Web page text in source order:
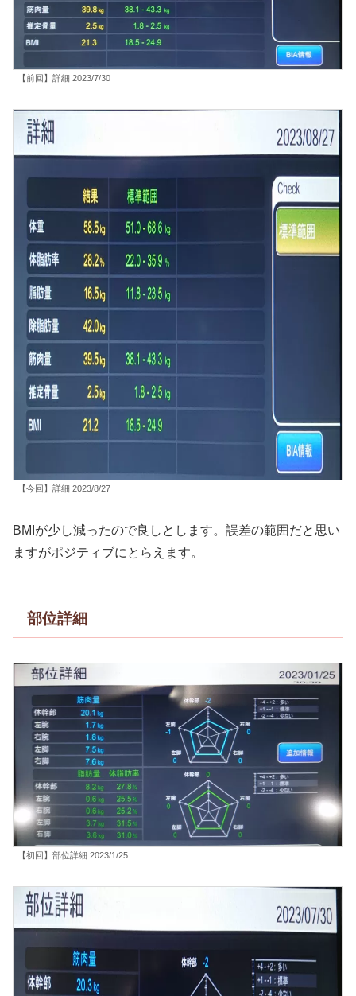
【前回】詳細 2023/7/30
【今回】詳細 2023/8/27
BMIが少し減ったので良しとします。誤差の範囲だと思い
ますがポジティブにとらえます。
部位詳細
【初回】部位詳細 2023/1/25